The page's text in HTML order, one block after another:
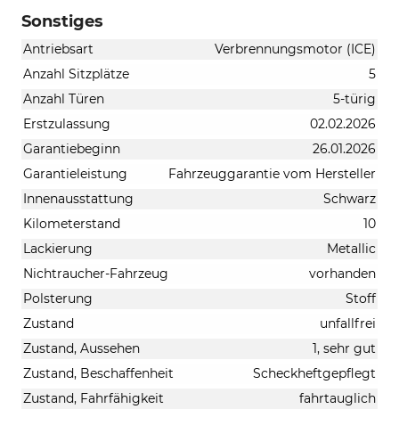
Sonstiges
Antriebsart
Verbrennungsmotor (ICE)
Anzahl Sitzplätze
5
Anzahl Türen
5-türig
Erstzulassung
02.02.2026
Garantiebeginn
26.01.2026
Garantieleistung
Fahrzeuggarantie vom Hersteller
Innenausstattung
Schwarz
Kilometerstand
10
Lackierung
Metallic
Nichtraucher-Fahrzeug
vorhanden
Polsterung
Stoff
Zustand
unfallfrei
Zustand, Aussehen
1, sehr gut
Zustand, Beschaffenheit
Scheckheftgepflegt
Zustand, Fahrfähigkeit
fahrtauglich